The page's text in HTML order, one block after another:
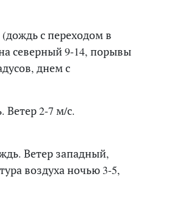
с переходом в
северный 9-14, порывы
днем с
2-7 м/с.
Ветер западный,
воздуха ночью 3-5,